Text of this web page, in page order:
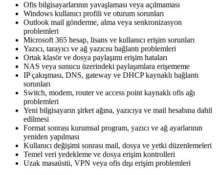
Ofis bilgisayarlarının yavaşlaması veya açılmaması
Windows kullanıcı profili ve oturum sorunları
Outlook mail gönderme, alma veya senkronizasyon
problemleri
Microsoft 365 hesap, lisans ve kullanıcı erişim sorunları
Yazıcı, tarayıcı ve ağ yazıcısı bağlantı problemleri
Ortak klasör ve dosya paylaşımı erişim hataları
NAS veya sunucu üzerindeki paylaşımlara erişememe
IP çakışması, DNS, gateway ve DHCP kaynaklı bağlantı
sorunları
Switch, modem, router ve access point kaynaklı ofis ağı
problemleri
Yeni bilgisayarın şirket ağına, yazıcıya ve mail hesabına dahil
edilmesi
Format sonrası kurumsal program, yazıcı ve ağ ayarlarının
yeniden yapılması
Kullanıcı değişimi sonrası mail, dosya ve yetki düzenlemeleri
Temel veri yedekleme ve dosya erişim kontrolleri
Uzak masaüstü, VPN veya ofis dışı erişim problemleri